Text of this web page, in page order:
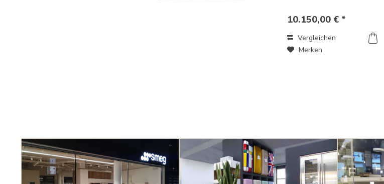
professionelle Kochkunst direkt
in Ihre Küche. Mit intuitiver
Bedienung und...
10.150,00 € *
Vergleichen
Merken